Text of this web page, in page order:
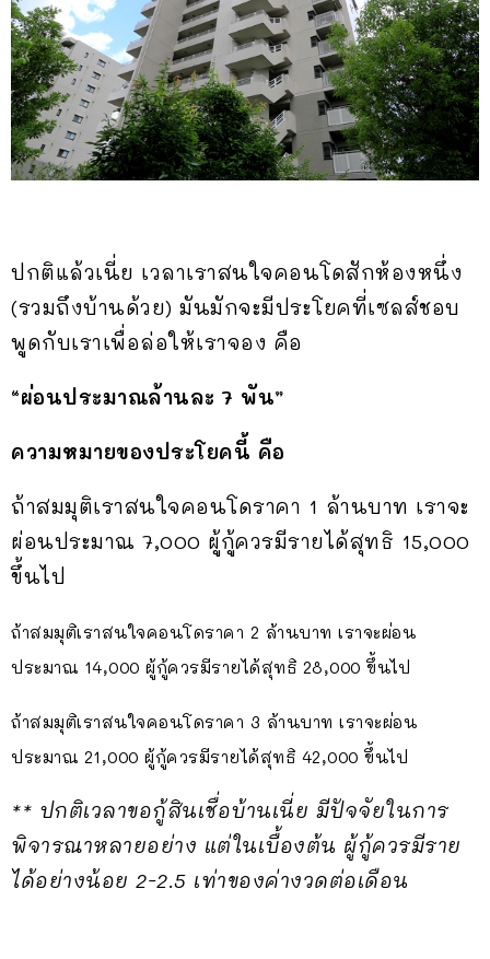
ปกติแล้วเนี่ย เวลาเราสนใจคอนโดสักห้องหนึ่ง
(รวมถึงบ้านด้วย) มันมักจะมีประโยคที่เซลส์ชอบ
พูดกับเราเพื่อล่อให้เราจอง คือ
“ผ่อนประมาณล้านละ 7 พัน”
ความหมายของประโยคนี้ คือ
ถ้าสมมุติเราสนใจคอนโดราคา 1 ล้านบาท เราจะ
ผ่อนประมาณ 7,000 ผู้กู้ควรมีรายได้สุทธิ 15,000
ขึ้นไป
ถ้าสมมุติเราสนใจคอนโดราคา 2 ล้านบาท เราจะผ่อน
ประมาณ 14,000 ผู้กู้ควรมีรายได้สุทธิ 28,000 ขึ้นไป
ถ้าสมมุติเราสนใจคอนโดราคา 3 ล้านบาท เราจะผ่อน
ประมาณ 21,000 ผู้กู้ควรมีรายได้สุทธิ 42,000 ขึ้นไป
** ปกติเวลาขอกู้สินเชื่อบ้านเนี่ย มีปัจจัยในการ
พิจารณาหลายอย่าง แต่ในเบื้องต้น ผู้กู้ควรมีราย
ได้อย่างน้อย 2-2.5 เท่าของค่างวดต่อเดือน